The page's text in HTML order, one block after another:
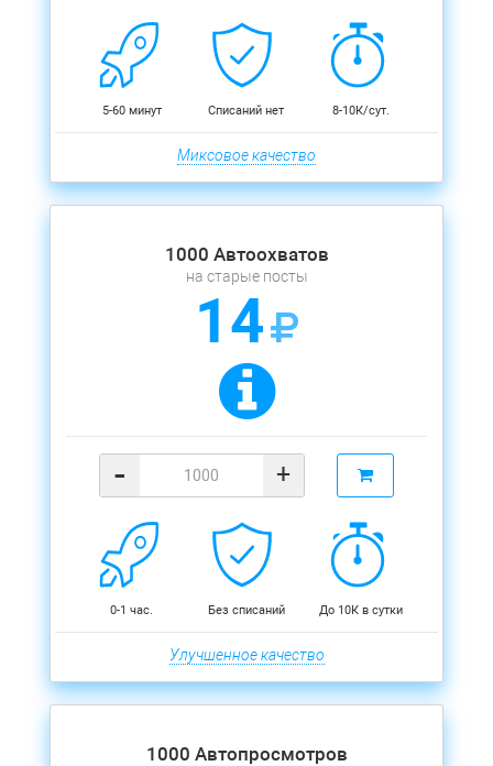
5-60 минут Списаний нет 8-10К/сут.
Миксовое качество
1000 Автоохватов
на старые посты
14
- +
0-1 час. Без списаний До 10К в сутки
Улучшенное качество
1000 Автопросмотров